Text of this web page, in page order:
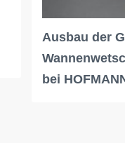
Ausbau der
bei